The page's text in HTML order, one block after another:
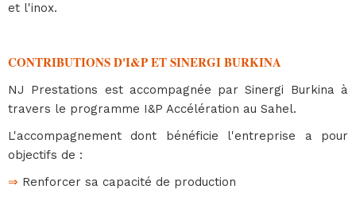
et l'inox.
CONTRIBUTIONS D'I&P ET SINERGI BURKINA
NJ Prestations est accompagnée par Sinergi Burkina à
travers le programme I&P Accélération au Sahel.
L'accompagnement dont bénéficie l'entreprise a pour
objectifs de :
⇒ Renforcer sa capacité de production